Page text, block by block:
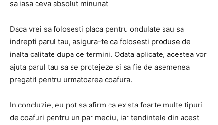
sa iasa ceva absolut minunat.
Daca vrei sa folosesti placa pentru ondulate sau sa
indrepti parul tau, asigura-te ca folosesti produse de
inalta calitate dupa ce termini. Odata aplicate, acestea vor
ajuta parul tau sa se protejeze si sa fie de asemenea
pregatit pentru urmatoarea coafura.
In concluzie, eu pot sa afirm ca exista foarte multe tipuri
de coafuri pentru un par mediu, iar tendintele din acest